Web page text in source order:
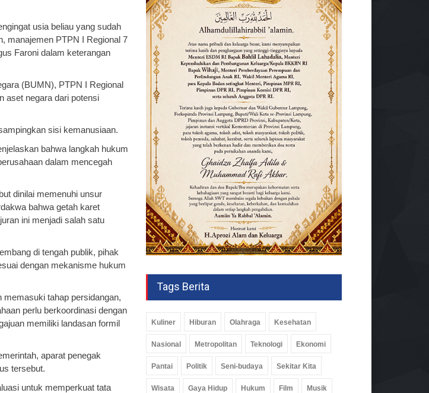
usia beliau yang sudah
manajemen PTPN I Regional 7
Faroni dalam keterangan
(BUMN), PTPN I Regional
aset negara dari potensi
sisi kemanusiaan.
bahwa langkah hukum
dalam mencegah
dinilai memenuhi unsur
bahwa getah karet
ini menjadi salah satu
di tengah publik, pihak
dengan mekanisme hukum
tahap persidangan,
perlu berkoordinasi dengan
memiliki landasan formil
aparat penegak
tersebut.
untuk memperkuat tata
Tags Berita
Kuliner Hiburan Olahraga Kesehatan
Nasional Metropolitan Teknologi Ekonomi
Pantai Politik Seni-budaya Sekitar Kita
Wisata Gaya Hidup Hukum Film Musik